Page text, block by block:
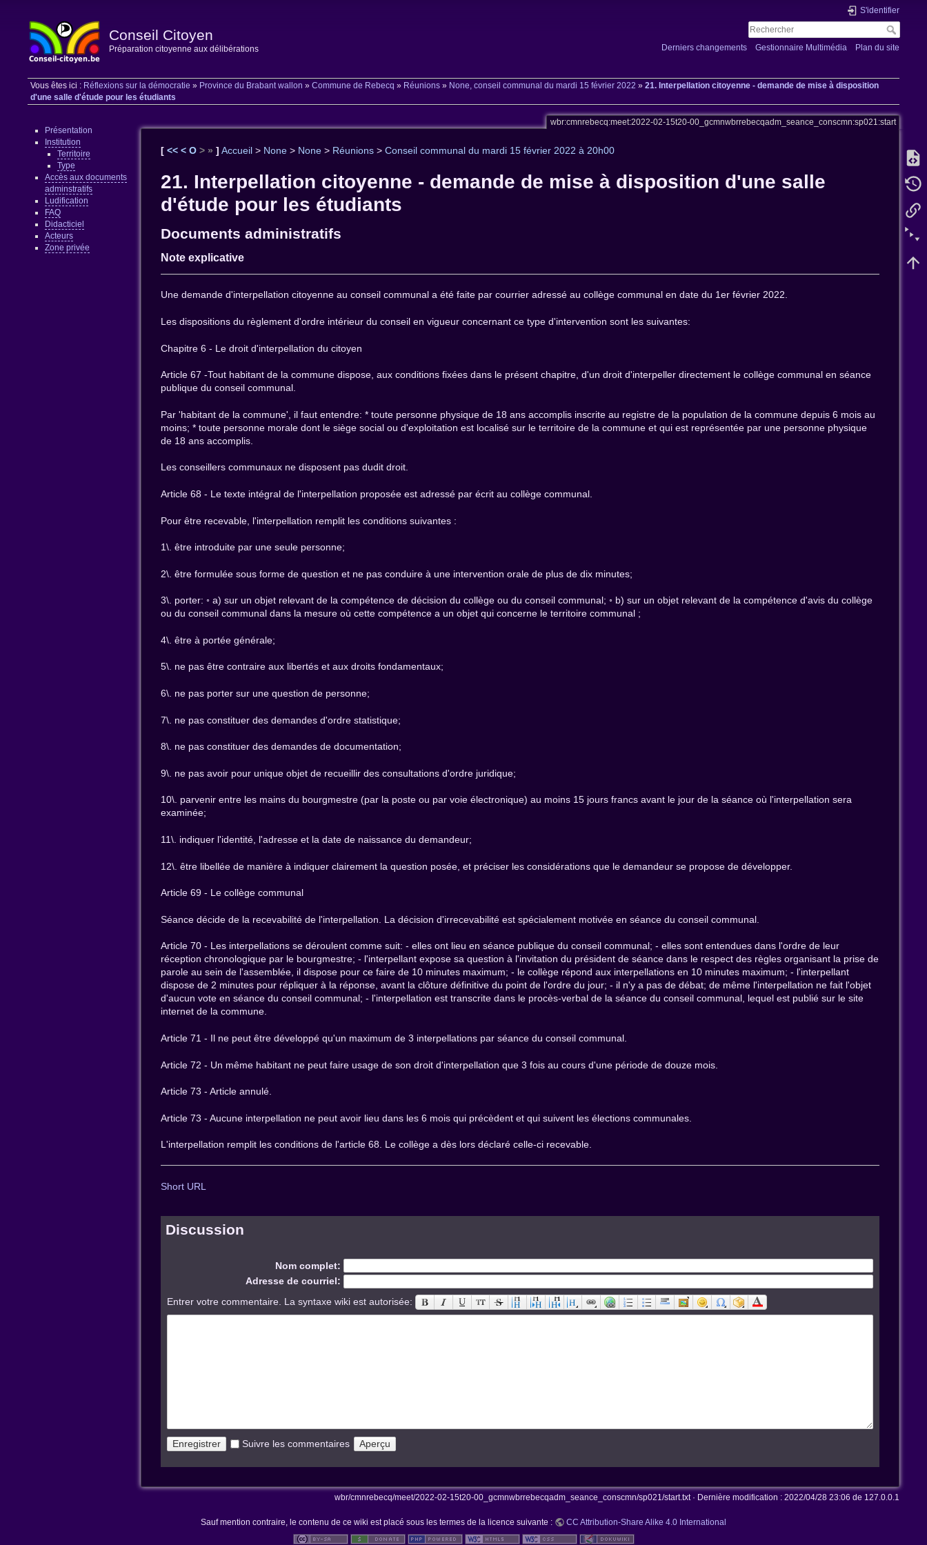
Conseil Citoyen
Préparation citoyenne aux délibérations
S'identifier
Derniers changements Gestionnaire Multimédia Plan du site
Vous êtes ici : Réflexions sur la démocratie » Province du Brabant wallon »Commune de Rebecq » Réunions » None, conseil communal du mardi 15 février 2022 »21. Interpellation citoyenne - demande de mise à disposition
d'une salle d'étude pour les étudiants
Présentation
Institution
Territoire
Type
Accès aux documents
adminstratifs
Ludification
FAQ
Didacticiel
Acteurs
Zone privée
wbr:cmnrebecq:meet:2022-02-15t20-00_gcmnwbrrebecqadm_seance_conscmn:sp021:start
[<<<O> »] Accueil > None > None > Réunions >Conseil communal du mardi 15 février 2022 à 20h00
21. Interpellation citoyenne - demande de mise à disposition d'une salle
d'étude pour les étudiants
Documents administratifs
Note explicative
Une demande d'interpellation citoyenne au conseil communal a été faite par courrier adressé au collège communal en date du 1er février 2022.
Les dispositions du règlement d'ordre intérieur du conseil en vigueur concernant ce type d'intervention sont les suivantes:
Chapitre 6 - Le droit d'interpellation du citoyen
Article 67 -Tout habitant de la commune dispose, aux conditions fixées dans le présent chapitre, d'un droit d'interpeller directement le collège communal en séance
publique du conseil communal.
Par 'habitant de la commune', il faut entendre: * toute personne physique de 18 ans accomplis inscrite au registre de la population de la commune depuis 6 mois au
moins; * toute personne morale dont le siège social ou d'exploitation est localisé sur le territoire de la commune et qui est représentée par une personne physique
de 18 ans accomplis.
Les conseillers communaux ne disposent pas dudit droit.
Article 68 - Le texte intégral de l'interpellation proposée est adressé par écrit au collège communal.
Pour être recevable, l'interpellation remplit les conditions suivantes :
1\. être introduite par une seule personne;
2\. être formulée sous forme de question et ne pas conduire à une intervention orale de plus de dix minutes;
3\. porter: ◦ a) sur un objet relevant de la compétence de décision du collège ou du conseil communal; ◦ b) sur un objet relevant de la compétence d'avis du collège
ou du conseil communal dans la mesure où cette compétence a un objet qui concerne le territoire communal ;
4\. être à portée générale;
5\. ne pas être contraire aux libertés et aux droits fondamentaux;
6\. ne pas porter sur une question de personne;
7\. ne pas constituer des demandes d'ordre statistique;
8\. ne pas constituer des demandes de documentation;
9\. ne pas avoir pour unique objet de recueillir des consultations d'ordre juridique;
10\. parvenir entre les mains du bourgmestre (par la poste ou par voie électronique) au moins 15 jours francs avant le jour de la séance où l'interpellation sera
examinée;
11\. indiquer l'identité, l'adresse et la date de naissance du demandeur;
12\. être libellée de manière à indiquer clairement la question posée, et préciser les considérations que le demandeur se propose de développer.
Article 69 - Le collège communal
Séance décide de la recevabilité de l'interpellation. La décision d'irrecevabilité est spécialement motivée en séance du conseil communal.
Article 70 - Les interpellations se déroulent comme suit: - elles ont lieu en séance publique du conseil communal; - elles sont entendues dans l'ordre de leur
réception chronologique par le bourgmestre; - l'interpellant expose sa question à l'invitation du président de séance dans le respect des règles organisant la prise de
parole au sein de l'assemblée, il dispose pour ce faire de 10 minutes maximum; - le collège répond aux interpellations en 10 minutes maximum; - l'interpellant
dispose de 2 minutes pour répliquer à la réponse, avant la clôture définitive du point de l'ordre du jour; - il n'y a pas de débat; de même l'interpellation ne fait l'objet
d'aucun vote en séance du conseil communal; - l'interpellation est transcrite dans le procès-verbal de la séance du conseil communal, lequel est publié sur le site
internet de la commune.
Article 71 - Il ne peut être développé qu'un maximum de 3 interpellations par séance du conseil communal.
Article 72 - Un même habitant ne peut faire usage de son droit d'interpellation que 3 fois au cours d'une période de douze mois.
Article 73 - Article annulé.
Article 73 - Aucune interpellation ne peut avoir lieu dans les 6 mois qui précèdent et qui suivent les élections communales.
L'interpellation remplit les conditions de l'article 68. Le collège a dès lors déclaré celle-ci recevable.
Short URL
Discussion
Nom complet:
Adresse de courriel:
Entrer votre commentaire. La syntaxe wiki est autorisée:
Suivre les commentaires
wbr/cmnrebecq/meet/2022-02-15t20-00_gcmnwbrrebecqadm_seance_conscmn/sp021/start.txt· Dernière modification : 2022/04/28 23:06 de 127.0.0.1
Sauf mention contraire, le contenu de ce wiki est placé sous les termes de la licence suivante : CC Attribution-Share Alike 4.0 International